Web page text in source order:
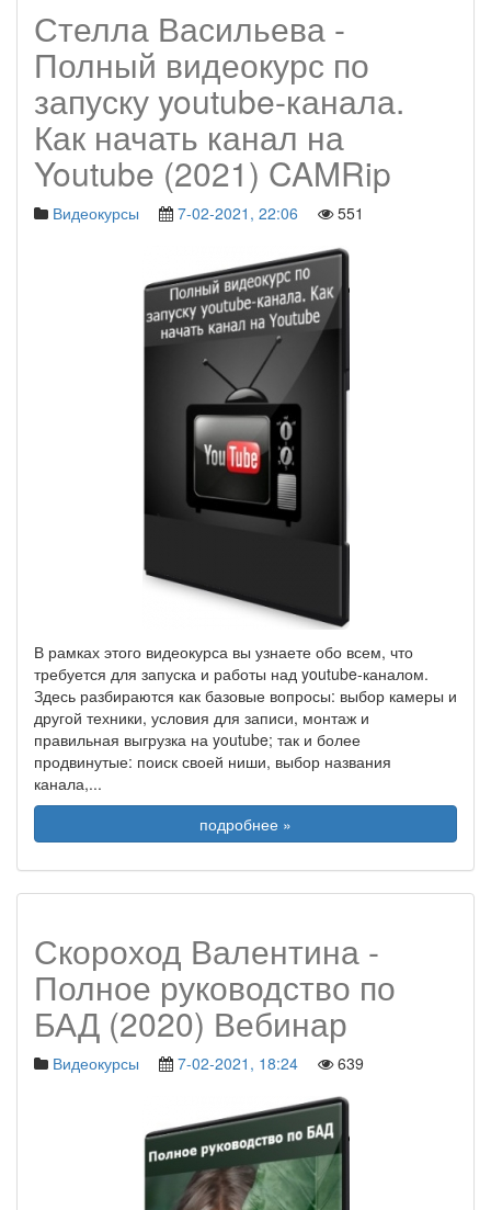
Стелла Васильева -
Полный видеокурс по
запуску youtube-канала.
Как начать канал на
Youtube (2021) CAMRip
Видеокурсы 7-02-2021, 22:06 551
В рамках этого видеокурса вы узнаете обо всем, что
требуется для запуска и работы над youtube-каналом.
Здесь разбираются как базовые вопросы: выбор камеры и
другой техники, условия для записи, монтаж и
правильная выгрузка на youtube; так и более
продвинутые: поиск своей ниши, выбор названия
канала,...
подробнее »
Скороход Валентина -
Полное руководство по
БАД (2020) Вебинар
Видеокурсы 7-02-2021, 18:24 639